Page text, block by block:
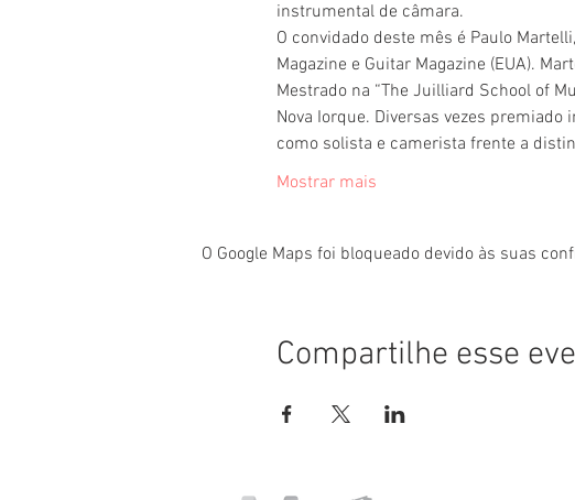
instrumental de câmara.
O convidado deste mês é Paulo
Magazine e Guitar Magazine (EUA).
Mestrado na “The Juilliard School of
Nova Iorque. Diversas vezes
como solista e camerista frente a
Mostrar mais
O Google Maps foi bloqueado devido às suas
Compartilhe esse